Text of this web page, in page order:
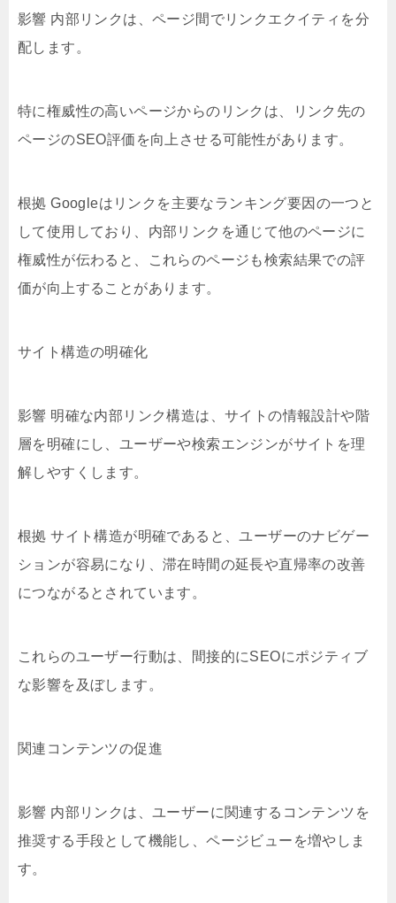
影響 内部リンクは、ページ間でリンクエクイティを分
配します。
特に権威性の高いページからのリンクは、リンク先の
ページのSEO評価を向上させる可能性があります。
根拠 Googleはリンクを主要なランキング要因の一つと
して使用しており、内部リンクを通じて他のページに
権威性が伝わると、これらのページも検索結果での評
価が向上することがあります。
サイト構造の明確化
影響 明確な内部リンク構造は、サイトの情報設計や階
層を明確にし、ユーザーや検索エンジンがサイトを理
解しやすくします。
根拠 サイト構造が明確であると、ユーザーのナビゲー
ションが容易になり、滞在時間の延長や直帰率の改善
につながるとされています。
これらのユーザー行動は、間接的にSEOにポジティブ
な影響を及ぼします。
関連コンテンツの促進
影響 内部リンクは、ユーザーに関連するコンテンツを
推奨する手段として機能し、ページビューを増やしま
す。